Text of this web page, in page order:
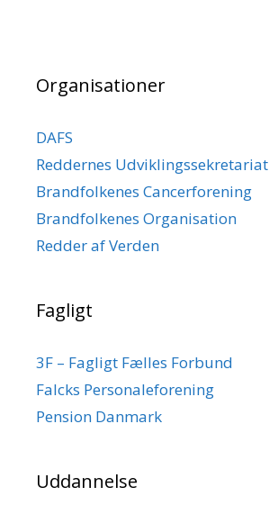
Organisationer
DAFS
Reddernes Udviklingssekretariat
Brandfolkenes Cancerforening
Brandfolkenes Organisation
Redder af Verden
Fagligt
3F – Fagligt Fælles Forbund
Falcks Personaleforening
Pension Danmark
Uddannelse